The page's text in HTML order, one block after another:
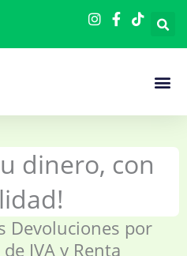
dinero, con
Devoluciones por
IVA y Renta